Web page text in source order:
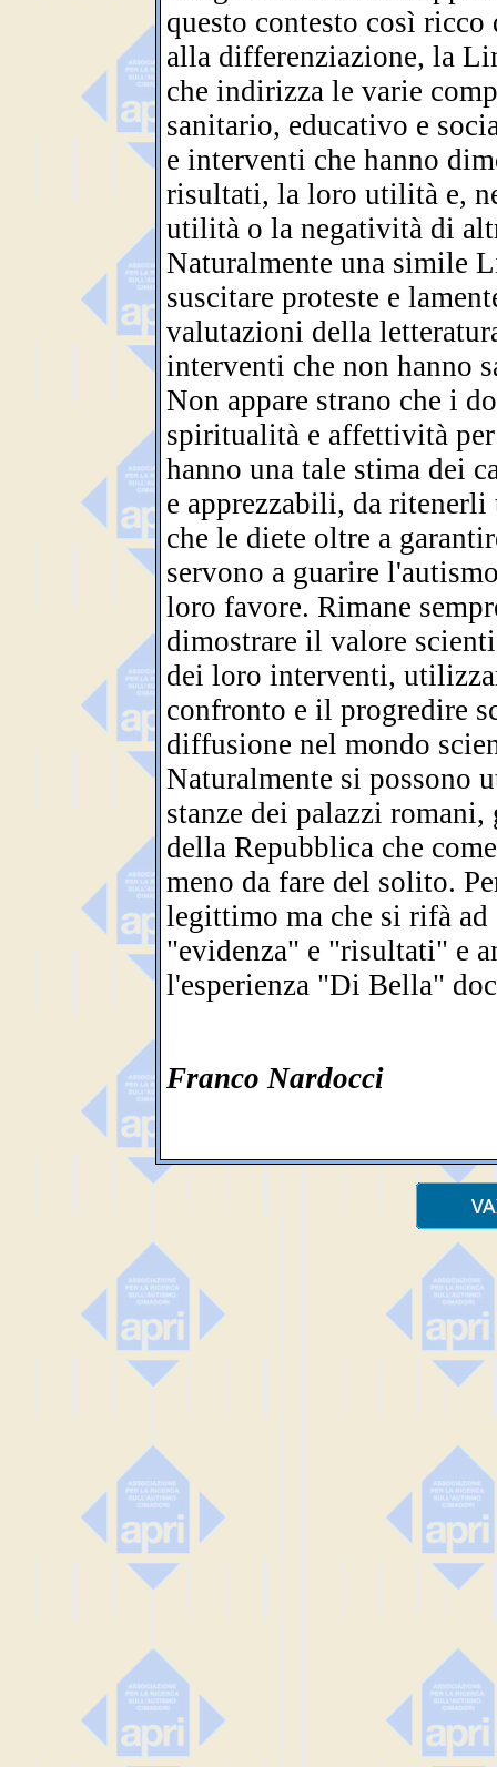
questo contesto così
alla differenziazione, la
che indirizza le varie
sanitario, educativo e
e interventi che hanno
risultati, la loro utilità e,
utilità o la negatività di
Naturalmente una simile
suscitare proteste e
valutazioni della
interventi che non hanno
Non appare strano che i
spiritualità e affettività
hanno una tale stima dei
e apprezzabili, da ritenerli
che le diete oltre a
servono a guarire
loro favore. Rimane
dimostrare il valore
dei loro interventi,
confronto e il progredire
diffusione nel mondo
Naturalmente si possono
stanze dei palazzi
della Repubblica che
meno da fare del solito.
legittimo ma che si rifà
"evidenza" e "risultati" e
l'esperienza "Di Bella"
Franco Nardocci